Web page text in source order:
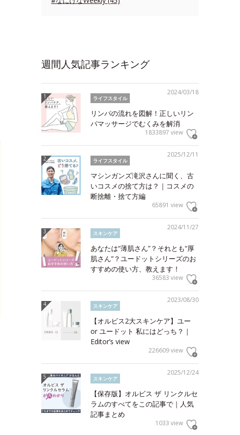
週間人気記事ランキング
2024/03/18
ライフスタイル
リンパの流れを図解！正しいリン
パマッサージでむくみを解消
1833897 view
2025/12/11
ライフスタイル
マシンガンズ滝沢さんに聞く、古
いコスメの捨て方は？｜コスメの
断捨離・捨て方編
65891 view
2024/11/27
スキンケア
あなたは“薄肌さん”？それとも“厚
肌さん”？ユードットシリーズのお
すすめの使い方、教えます！
36583 view
2023/08/30
スキンケア
【オルビス2大スキンケア】ユー
or ユードット 私にはどっち？｜
Editor’s view
226609 view
2025/12/24
スキンケア
【保存版】オルビス ザ リンクルセ
ラムのすべてをこの記事で｜人気
記事まとめ
1033 view